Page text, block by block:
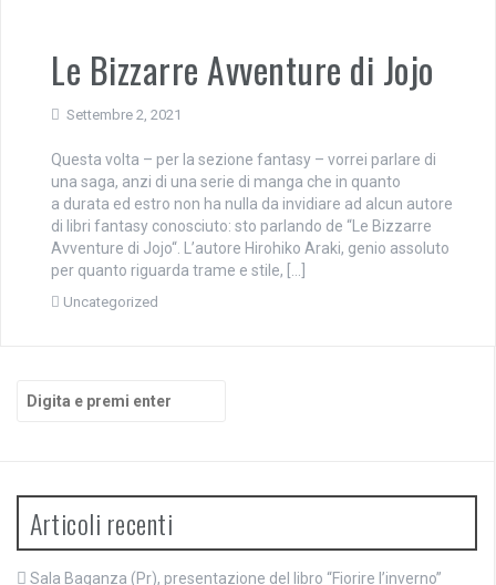
Le Bizzarre Avventure di Jojo
Settembre 2, 2021
Questa volta – per la sezione fantasy – vorrei parlare di
una saga, anzi di una serie di manga che in quanto
a durata ed estro non ha nulla da invidiare ad alcun autore
di libri fantasy conosciuto: sto parlando de “Le Bizzarre
Avventure di Jojo“. L’autore Hirohiko Araki, genio assoluto
per quanto riguarda trame e stile, […]
Uncategorized
Articoli recenti
Sala Baganza (Pr), presentazione del libro “Fiorire l’inverno”